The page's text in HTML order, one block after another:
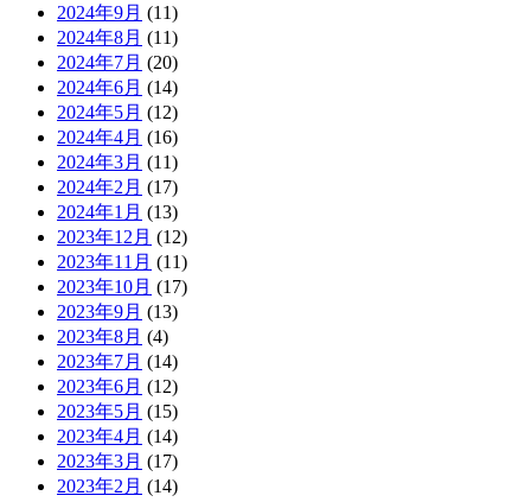
2024年9月 (11)
2024年8月 (11)
2024年7月 (20)
2024年6月 (14)
2024年5月 (12)
2024年4月 (16)
2024年3月 (11)
2024年2月 (17)
2024年1月 (13)
2023年12月 (12)
2023年11月 (11)
2023年10月 (17)
2023年9月 (13)
2023年8月 (4)
2023年7月 (14)
2023年6月 (12)
2023年5月 (15)
2023年4月 (14)
2023年3月 (17)
2023年2月 (14)